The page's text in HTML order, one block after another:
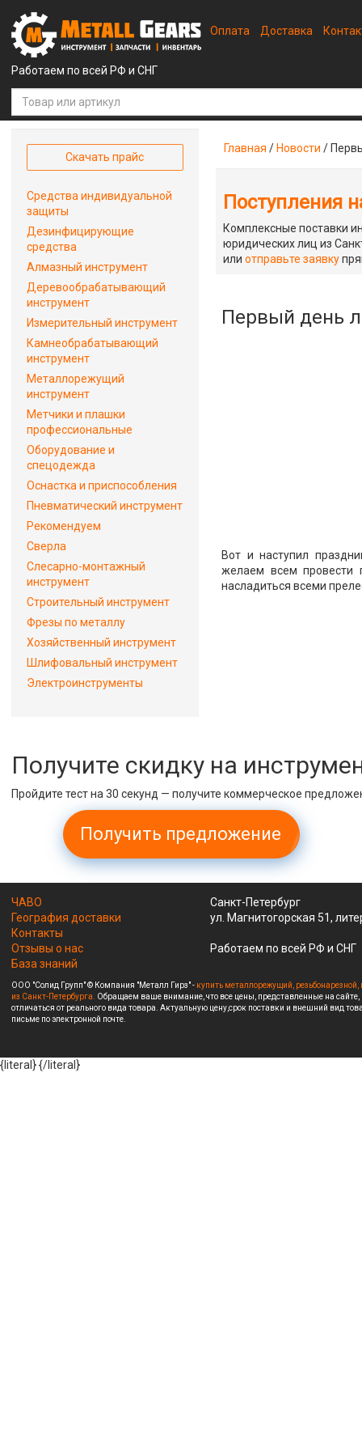
Работаем по всей РФ и СНГ
Оплата Доставка
Главная / Новости /
Поступления
Комплексные поставки
юридических лиц из
илиотправьте заявку
Первый день
Вот и наступил
желаем всем провести
насладиться всеми
Скачать прайс
Средства индивидуальной
защиты
Дезинфицирующие
средства
Алмазный инструмент
Деревообрабатывающий
инструмент
Измерительный инструмент
Камнеобрабатывающий
инструмент
Металлорежущий
инструмент
Метчики и плашки
профессиональные
Оборудование и
спецодежда
Оснастка и приспособления
Пневматический инструмент
Рекомендуем
Сверла
Слесарно-монтажный
инструмент
Строительный инструмент
Фрезы по металлу
Хозяйственный инструмент
Шлифовальный инструмент
Электроинструменты
Получите скидку на
Пройдите тест на 30 секунд — получите коммерческое
Получить предложение
ЧАВО
География доставки
Контакты
Отзывы о нас
База знаний
Санкт-Петербург
ул. Магнитогорская 51,
Работаем по всей РФ и СНГ
ООО "Солид Групп" © Компания "Металл Гирз" - купить металлорежущий,
из Санкт-Петербурга. Обращаем ваше внимание, что все цены, представленные на
отличаться от реального вида товара. Актуальную цену,срок поставки и внешний вид
письме по электронной почте.
{literal}{/literal}